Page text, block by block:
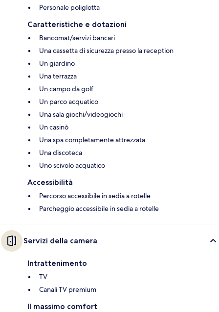
Personale poliglotta
Caratteristiche e dotazioni
Bancomat/servizi bancari
Una cassetta di sicurezza presso la reception
Un giardino
Una terrazza
Un campo da golf
Un parco acquatico
Una sala giochi/videogiochi
Un casinò
Una spa completamente attrezzata
Una discoteca
Uno scivolo acquatico
Accessibilità
Percorso accessibile in sedia a rotelle
Parcheggio accessibile in sedia a rotelle
Servizi della camera
Intrattenimento
TV
Canali TV premium
Il massimo comfort